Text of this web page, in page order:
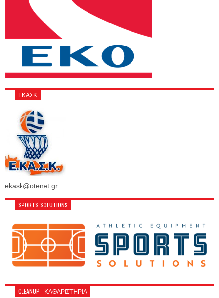
ΕΚΑΣΚ
ekask@otenet.gr
SPORTS SOLUTIONS
CLEANUP - ΚΑΘΑΡΙΣΤΉΡΙΑ